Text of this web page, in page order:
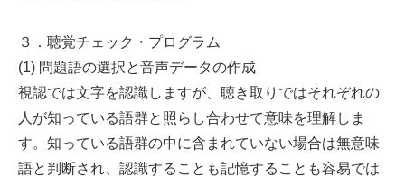
３．聴覚チェック・プログラム
(1) 問題語の選択と音声データの作成
視認では文字を認識しますが、聴き取りではそれぞれの
人が知っている語群と照らし合わせて意味を理解しま
す。知っている語群の中に含まれていない場合は無意味
語と判断され、認識することも記憶することも容易では